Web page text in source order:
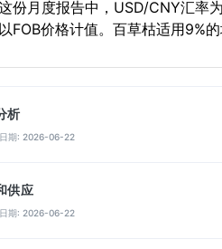
份月度报告中，USD/CNY汇率
FOB价格计值。百草枯适用9%
析
期: 2026-06-22
供应
期: 2026-06-22